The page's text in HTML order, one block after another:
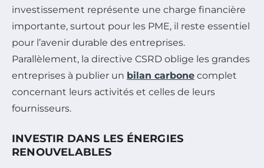
investissement représente une charge financière
importante, surtout pour les PME, il reste essentiel
pour l’avenir durable des entreprises.
Parallèlement, la directive CSRD oblige les grandes
entreprises à publier un bilan carbone complet
concernant leurs activités et celles de leurs
fournisseurs.
INVESTIR DANS LES ÉNERGIES
RENOUVELABLES